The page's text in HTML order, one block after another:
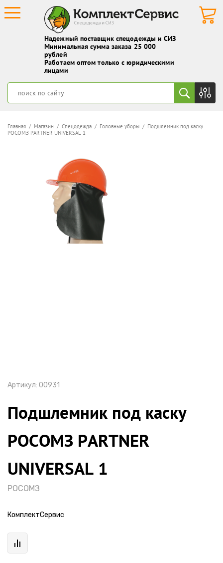
Надежный поставщик спецодежды и СИЗ
Минимальная сумма заказа 25 000
рублей
Работаем оптом только с юридическими
лицами
Главная / Магазин / Спецодежда / Головные уборы / Подшлемник под каску
РОСОМЗ PARTNER UNIVERSAL 1
Артикул: 00931
Подшлемник под каску
РОСОМЗ PARTNER
UNIVERSAL 1
РОСОМЗ
КомплектСервис